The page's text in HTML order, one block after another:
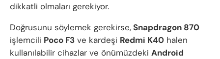
dikkatli olmaları gerekiyor.
Doğrusunu söylemek gerekirse,Snapdragon 870
işlemcili Poco F3 ve kardeşi Redmi K40 halen
kullanılabilir cihazlar ve önümüzdeki Android